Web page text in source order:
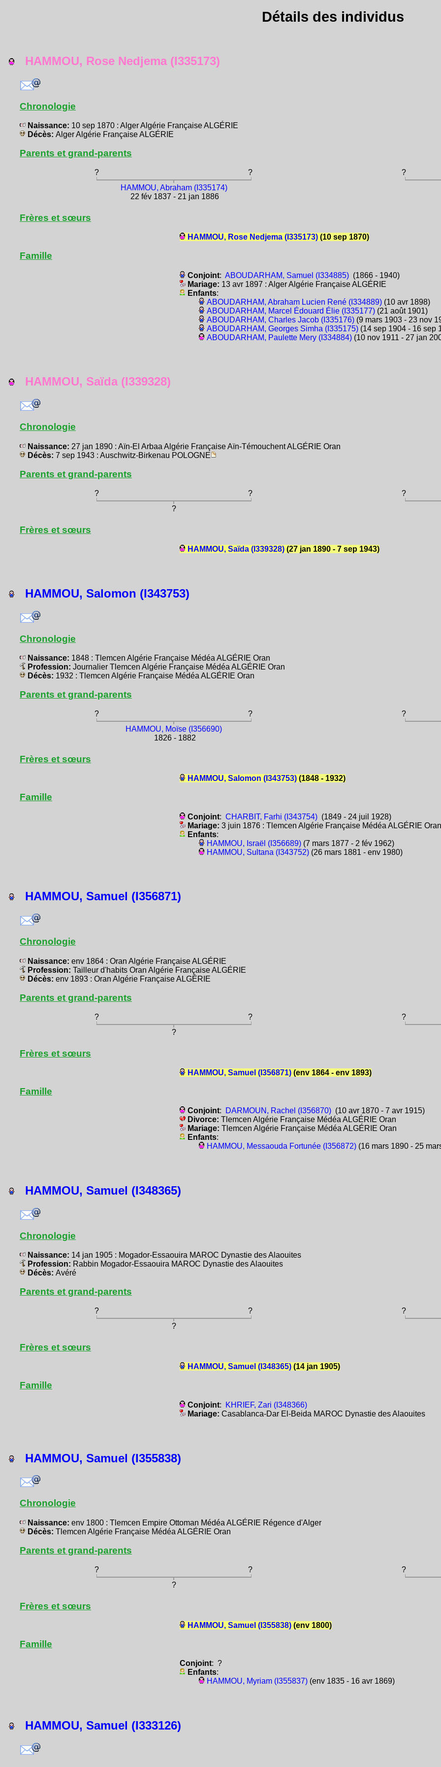
Détails des individus
HAMMOU, Rose Nedjema (I335173)
Chronologie
Naissance: 10 sep 1870 : Alger Algérie Française ALGÉRIE
Décès: Alger Algérie Française ALGÉRIE
Parents et grand-parents
? ?
?
HAMMOU, Abraham (I335174)
22 fév 1837 - 21 jan 1886
Frères et sœurs
HAMMOU, Rose Nedjema (I335173) (10 sep 1870)
Famille
Conjoint:ABOUDARHAM, Samuel (I334885) (1866 - 1940)
Mariage: 13 avr 1897 : Alger Algérie Française ALGÉRIE
Enfants:
ABOUDARHAM, Abraham Lucien René (I334889) (10 avr 1898)
ABOUDARHAM, Marcel Édouard Élie (I335177) (21 août 1901)
ABOUDARHAM, Charles Jacob (I335176) (9 mars 1903 - 23 nov
ABOUDARHAM, Georges Simha (I335175) (14 sep 1904 - 16 sep
ABOUDARHAM, Paulette Mery (I334884) (10 nov 1911 - 27 jan
HAMMOU, Saïda (I339328)
Chronologie
Naissance: 27 jan 1890 : Aïn-El Arbaa Algérie Française Aïn-Témouchent ALGÉRIE Oran
Décès: 7 sep 1943 : Auschwitz-Birkenau POLOGNE
Parents et grand-parents
? ?
?
?
Frères et sœurs
HAMMOU, Saïda (I339328) (27 jan 1890 - 7 sep 1943)
HAMMOU, Salomon (I343753)
Chronologie
Naissance: 1848 : Tlemcen Algérie Française Médéa ALGÉRIE Oran
Profession: Journalier Tlemcen Algérie Française Médéa ALGÉRIE Oran
Décès: 1932 : Tlemcen Algérie Française Médéa ALGÉRIE Oran
Parents et grand-parents
? ?
?
HAMMOU, Moïse (I356690)
1826 - 1882
Frères et sœurs
HAMMOU, Salomon (I343753) (1848 - 1932)
Famille
Conjoint:CHARBIT, Farhi (I343754) (1849 - 24 juil 1928)
Mariage:3 juin 1876 : Tlemcen Algérie Française Médéa ALGÉRIE
Enfants:
HAMMOU, Israël (I356689) (7 mars 1877 - 2 fév 1962)
HAMMOU, Sultana (I343752) (26 mars 1881 - env 1980)
HAMMOU, Samuel (I356871)
Chronologie
Naissance: env 1864 : Oran Algérie Française ALGÉRIE
Profession: Tailleur d'habits Oran Algérie Française ALGÉRIE
Décès: env 1893 : Oran Algérie Française ALGÉRIE
Parents et grand-parents
? ?
?
?
Frères et sœurs
HAMMOU, Samuel (I356871) (env 1864 - env 1893)
Famille
Conjoint: DARMOUN, Rachel (I356870) (10 avr 1870 - 7 avr 1915)
Divorce:Tlemcen Algérie Française Médéa ALGÉRIE Oran
Mariage:Tlemcen Algérie Française Médéa ALGÉRIE Oran
Enfants:
HAMMOU, Messaouda Fortunée (I356872) (16 mars 1890 - 25
HAMMOU, Samuel (I348365)
Chronologie
Naissance: 14 jan 1905 : Mogador-Essaouira MAROC Dynastie des Alaouites
Profession: Rabbin Mogador-Essaouira MAROC Dynastie des Alaouites
Décès: Avéré
Parents et grand-parents
? ?
?
?
Frères et sœurs
HAMMOU, Samuel (I348365) (14 jan 1905)
Famille
Conjoint: KHRIEF, Zari (I348366)
Mariage:Casablanca-Dar El-Beida MAROC Dynastie des Alaouites
HAMMOU, Samuel (I355838)
Chronologie
Naissance: env 1800 : Tlemcen Empire Ottoman Médéa ALGÉRIE Régence d'Alger
Décès: Tlemcen Algérie Française Médéa ALGÉRIE Oran
Parents et grand-parents
? ?
?
?
Frères et sœurs
HAMMOU, Samuel (I355838) (env 1800)
Famille
Conjoint: ?
Enfants:
HAMMOU, Myriam (I355837) (env 1835 - 16 avr 1869)
HAMMOU, Samuel (I333126)